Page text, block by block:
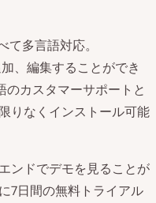
多言語対応。
、編集することができ
カスタマーサポートと
りなくインストール可能
ンドでデモを見ることが
7日間の無料トライアル